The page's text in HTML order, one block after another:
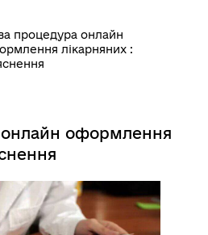
процедура онлайн
лікарняних :
оформлення